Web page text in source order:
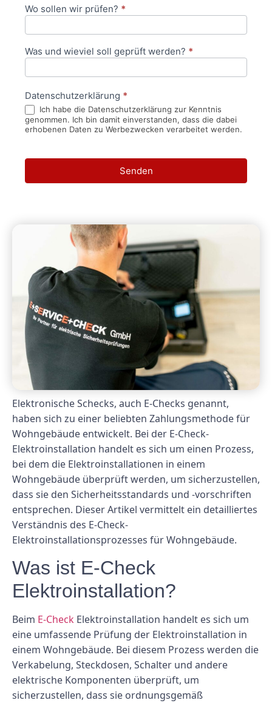
Wo sollen wir prüfen? *
Was und wieviel soll geprüft werden? *
Datenschutzerklärung *
Ich habe die Datenschutzerklärung zur Kenntnis
genommen. Ich bin damit einverstanden, dass die dabei
erhobenen Daten zu Werbezwecken verarbeitet werden.
Senden
Elektronische Schecks, auch E-Checks genannt,
haben sich zu einer beliebten Zahlungsmethode für
Wohngebäude entwickelt. Bei der E-Check-
Elektroinstallation handelt es sich um einen Prozess,
bei dem die Elektroinstallationen in einem
Wohngebäude überprüft werden, um sicherzustellen,
dass sie den Sicherheitsstandards und -vorschriften
entsprechen. Dieser Artikel vermittelt ein detailliertes
Verständnis des E-Check-
Elektroinstallationsprozesses für Wohngebäude.
Was ist E-Check
Elektroinstallation?
Beim E-Check Elektroinstallation handelt es sich um
eine umfassende Prüfung der Elektroinstallation in
einem Wohngebäude. Bei diesem Prozess werden die
Verkabelung, Steckdosen, Schalter und andere
elektrische Komponenten überprüft, um
sicherzustellen, dass sie ordnungsgemäß